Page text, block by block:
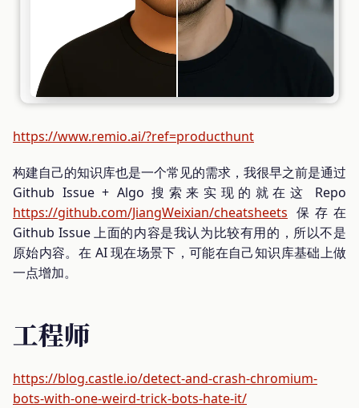
https://www.remio.ai/?ref=producthunt
构建自己的知识库也是一个常见的需求，我很早之前是通过
Github Issue + Algo 搜索来实现的就在这 Repo
https://github.com/JiangWeixian/cheatsheets 保存在
Github Issue 上面的内容是我认为比较有用的，所以不是
原始内容。在 AI 现在场景下，可能在自己知识库基础上做
一点增加。
工程师
https://blog.castle.io/detect-and-crash-chromium-
bots-with-one-weird-trick-bots-hate-it/